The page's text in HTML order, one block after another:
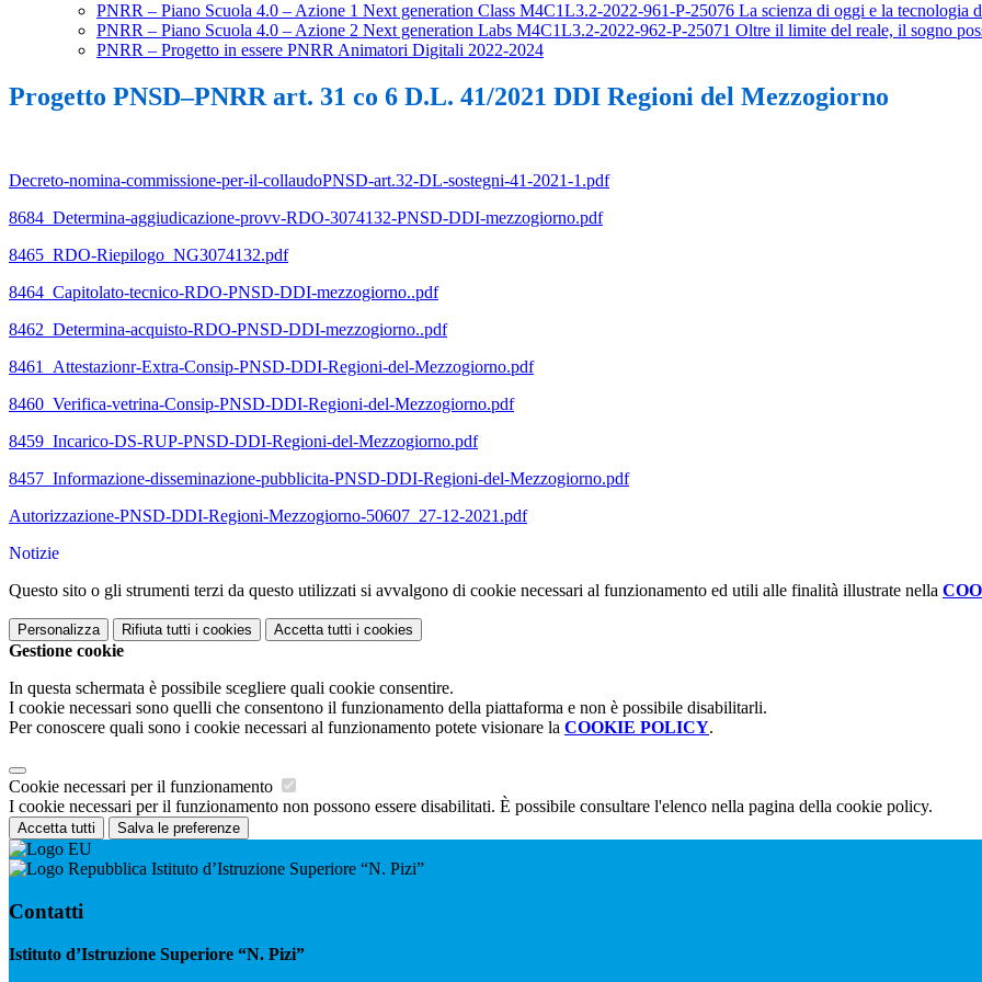
PNRR – Piano Scuola 4.0 – Azione 1 Next generation Class M4C1L3.2-2022-961-P-25076 La scienza di oggi e la tecnologia
PNRR – Piano Scuola 4.0 – Azione 2 Next generation Labs M4C1L3.2-2022-962-P-25071 Oltre il limite del reale, il sogno
PNRR – Progetto in essere PNRR Animatori Digitali 2022-2024
Progetto PNSD–PNRR art. 31 co 6 D.L. 41/2021 DDI Regioni del Mezzogiorno
Decreto-nomina-commissione-per-il-collaudoPNSD-art.32-DL-sostegni-41-2021-1.pdf
8684_Determina-aggiudicazione-provv-RDO-3074132-PNSD-DDI-mezzogiorno.pdf
8465_RDO-Riepilogo_NG3074132.pdf
8464_Capitolato-tecnico-RDO-PNSD-DDI-mezzogiorno..pdf
8462_Determina-acquisto-RDO-PNSD-DDI-mezzogiorno..pdf
8461_Attestazionr-Extra-Consip-PNSD-DDI-Regioni-del-Mezzogiorno.pdf
8460_Verifica-vetrina-Consip-PNSD-DDI-Regioni-del-Mezzogiorno.pdf
8459_Incarico-DS-RUP-PNSD-DDI-Regioni-del-Mezzogiorno.pdf
8457_Informazione-disseminazione-pubblicita-PNSD-DDI-Regioni-del-Mezzogiorno.pdf
Autorizzazione-PNSD-DDI-Regioni-Mezzogiorno-50607_27-12-2021.pdf
Notizie
Questo sito o gli strumenti terzi da questo utilizzati si avvalgono di cookie necessari al funzionamento ed utili alle finalità illustrate nella
Personalizza Rifiuta tutti i cookies Accetta tutti i cookies
Gestione cookie
In questa schermata è possibile scegliere quali cookie consentire.
I cookie necessari sono quelli che consentono il funzionamento della piattaforma e non è possibile disabilitarli.
Per conoscere quali sono i cookie necessari al funzionamento potete visionare la COOKIE POLICY.
Cookie necessari per il funzionamento
I cookie necessari per il funzionamento non possono essere disabilitati. È possibile consultare l'elenco nella pagina della cookie policy.
Accetta tutti Salva le preferenze
Istituto d’Istruzione Superiore “N. Pizi”
Contatti
Istituto d’Istruzione Superiore “N. Pizi”